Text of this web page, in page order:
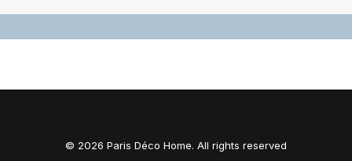
© 2026 Paris Déco Home. All rights reserved